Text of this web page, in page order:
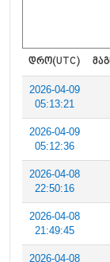
ᲓᲠᲝ(UTC)
2026-04-09
05:13:21
2026-04-09
05:12:36
2026-04-08
22:50:16
2026-04-08
21:49:45
2026-04-08